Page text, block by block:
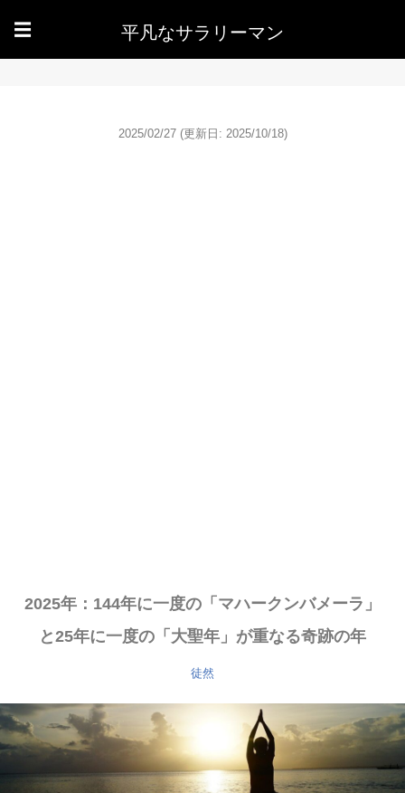
☰ 平凡なサラリーマン
2025/02/27 (更新日: 2025/10/18)
2025年：144年に一度の「マハークンバメーラ」
と25年に一度の「大聖年」が重なる奇跡の年
徒然